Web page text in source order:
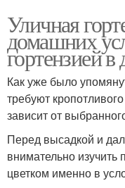
Уличная
домашних
гортензией
Как уже было
требуют
зависит от
Перед высадкой и
внимательно
цветком именно в